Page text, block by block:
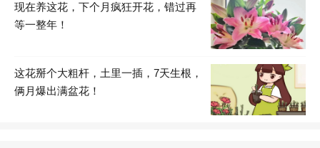
现在养这花，下个月疯狂开花，错过再
等一整年！
这花掰个大粗杆，土里一插，7天生根，
俩月爆出满盆花！